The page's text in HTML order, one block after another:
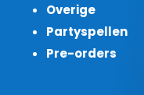
Overige
Partyspellen
Pre-orders